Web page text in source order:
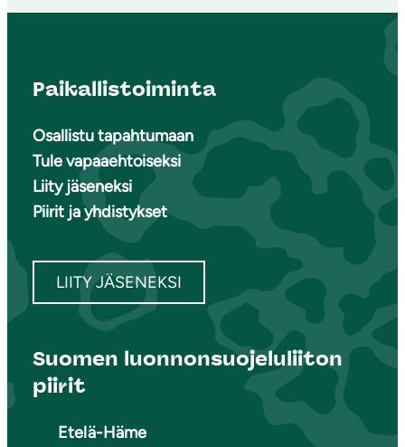
Paikallistoiminta
Osallistu tapahtumaan
Tule vapaaehtoiseksi
Liity jäseneksi
Piirit ja yhdistykset
LIITY JÄSENEKSI
Suomen luonnonsuojeluliiton
piirit
Etelä-Häme